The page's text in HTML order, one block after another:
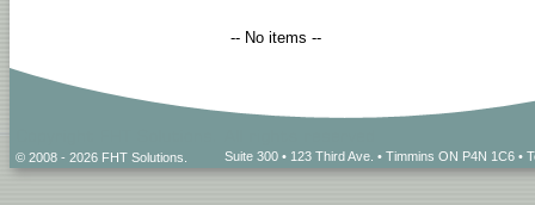
-- No items --
© 2008 - 2026 FHT Solutions. Suite 300 • 123 Third Ave. • Timmins ON P4N 1C6 •